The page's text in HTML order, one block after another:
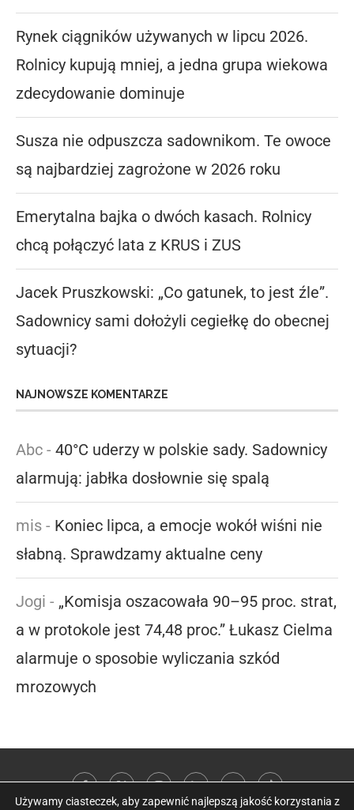
Rynek ciągników używanych w lipcu 2026.
Rolnicy kupują mniej, a jedna grupa wiekowa
zdecydowanie dominuje
Susza nie odpuszcza sadownikom. Te owoce
są najbardziej zagrożone w 2026 roku
Emerytalna bajka o dwóch kasach. Rolnicy
chcą połączyć lata z KRUS i ZUS
Jacek Pruszkowski: „Co gatunek, to jest źle”.
Sadownicy sami dołożyli cegiełkę do obecnej
sytuacji?
NAJNOWSZE KOMENTARZE
Abc - 40°C uderzy w polskie sady. Sadownicy
alarmują: jabłka dosłownie się spalą
mis - Koniec lipca, a emocje wokół wiśni nie
słabną. Sprawdzamy aktualne ceny
Jogi - „Komisja oszacowała 90–95 proc. strat,
a w protokole jest 74,48 proc.” Łukasz Cielma
alarmuje o sposobie wyliczania szkód
mrozowych
Używamy ciasteczek, aby zapewnić najlepszą jakość korzystania z